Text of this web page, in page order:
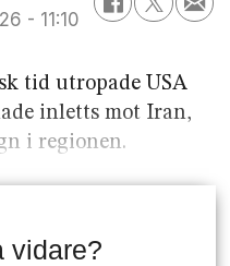
- 11:10
tid utropade USA
inletts mot Iran,
i regionen.
vidare?